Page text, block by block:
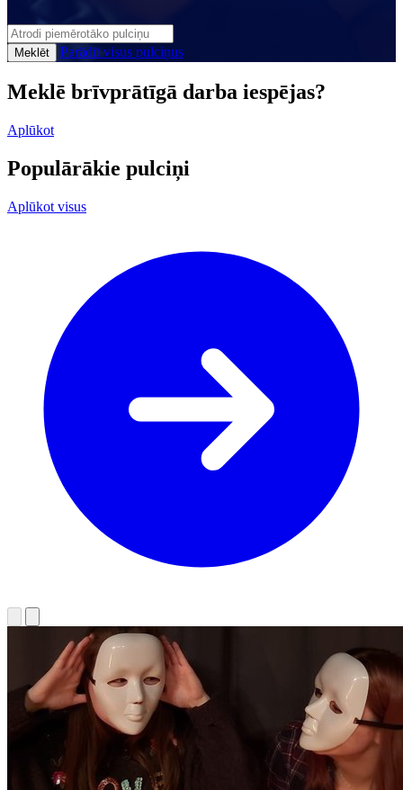
Meklēt Parādīt visus pulciņus
Meklē brīvprātīgā darba iespējas?
Aplūkot
Populārākie pulciņi
Aplūkot visus